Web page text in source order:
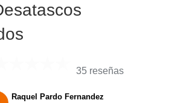
35 reseñas
Raquel Pardo Fernandez